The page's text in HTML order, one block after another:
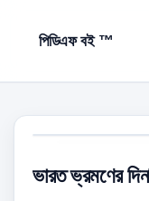
পিডিএফ বই ™
ভারত ভ্রমণের